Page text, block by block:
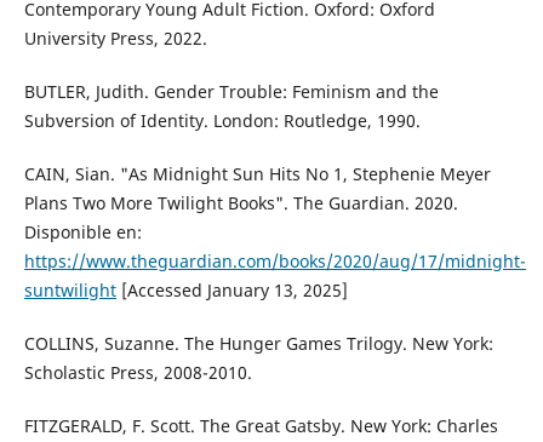
Contemporary Young Adult Fiction. Oxford: Oxford
University Press, 2022.
BUTLER, Judith. Gender Trouble: Feminism and the
Subversion of Identity. London: Routledge, 1990.
CAIN, Sian. "As Midnight Sun Hits No 1, Stephenie Meyer
Plans Two More Twilight Books". The Guardian. 2020.
Disponible en:
https://www.theguardian.com/books/2020/aug/17/midnight-
suntwilight[Accessed January 13, 2025]
COLLINS, Suzanne. The Hunger Games Trilogy. New York:
Scholastic Press, 2008-2010.
FITZGERALD, F. Scott. The Great Gatsby. New York: Charles